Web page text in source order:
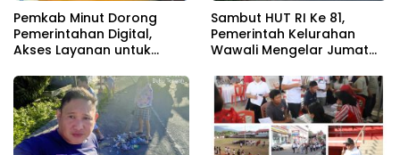
Pemkab Minut Dorong
Pemerintahan Digital,
Akses Layanan untuk
Sambut HUT RI Ke 81,
Pemerintah Kelurahan
Wawali Mengelar Jumat